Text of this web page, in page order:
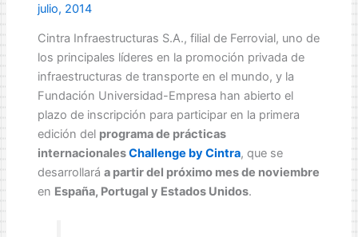
julio, 2014
Cintra Infraestructuras S.A., filial de Ferrovial, uno de
los principales líderes en la promoción privada de
infraestructuras de transporte en el mundo, y la
Fundación Universidad-Empresa han abierto el
plazo de inscripción para participar en la primera
edición del programa de prácticas
internacionalesChallenge by Cintra, que se
desarrollará a partir del próximo mes de noviembre
en España, Portugal y Estados Unidos.